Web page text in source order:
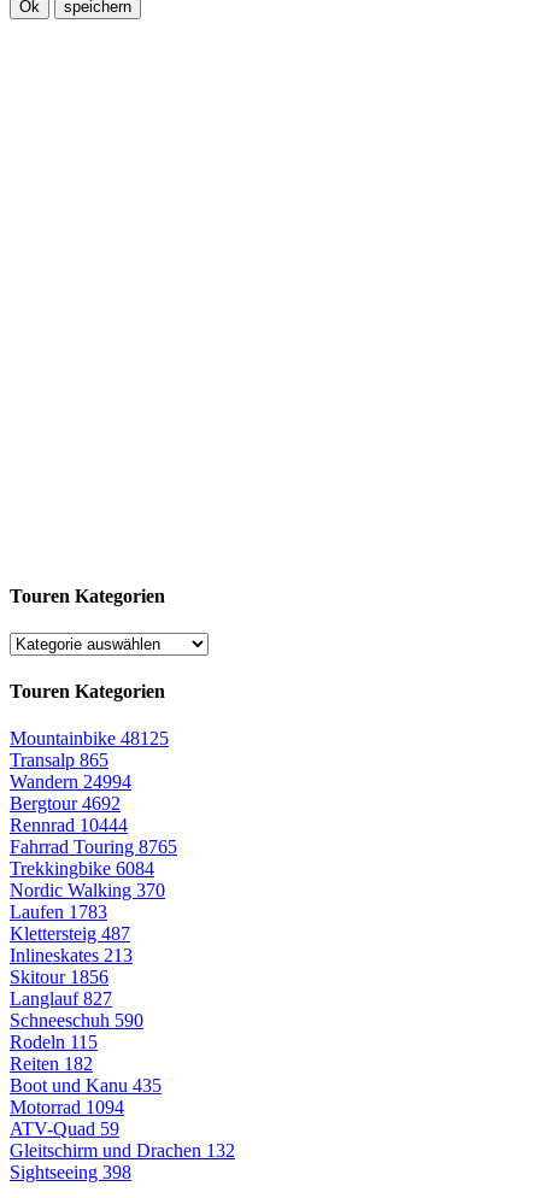
Ok speichern
Touren Kategorien
Touren Kategorien
Mountainbike 48125
Transalp 865
Wandern 24994
Bergtour4692
Rennrad 10444
Fahrrad Touring 8765
Trekkingbike 6084
Nordic Walking 370
Laufen 1783
Klettersteig 487
Inlineskates 213
Skitour 1856
Langlauf827
Schneeschuh 590
Rodeln 115
Reiten 182
Boot und Kanu 435
Motorrad 1094
ATV-Quad 59
Gleitschirm und Drachen 132
Sightseeing 398